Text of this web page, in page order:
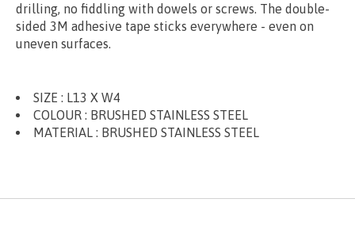
drilling, no fiddling with dowels or screws. The double-
sided 3M adhesive tape sticks everywhere - even on
uneven surfaces.
SIZE : L13 X W4
COLOUR : BRUSHED STAINLESS STEEL
MATERIAL : BRUSHED STAINLESS STEEL